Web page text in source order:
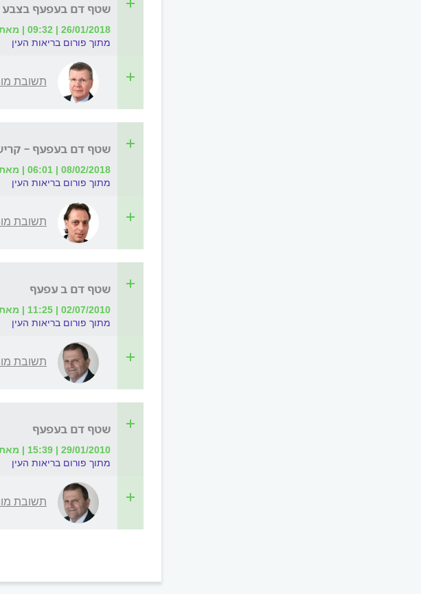
שטף דם בעפעף בצבע
26/01/2018 | 09:32 | מאת: סי
מתוך פורום בריאות העין
תשובת
שטף דם בעפעף -
08/02/2018 | 06:01 | מאת: סי
מתוך פורום בריאות העין
תשובת
שטף דם ב עפעף
02/07/2010 | 11:25 | מאת: מילה
מתוך פורום בריאות העין
תשובת
שטף דם בעפעף
29/01/2010 | 15:39 | מאת: שמחה
מתוך פורום בריאות העין
תשובת